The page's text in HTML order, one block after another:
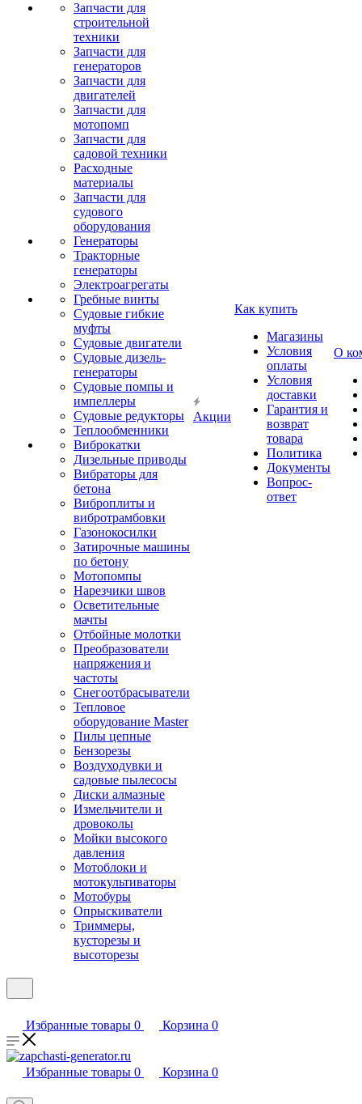
Запчасти для
строительной
техники
Запчасти для
генераторов
Запчасти для
двигателей
Запчасти для
мотопомп
Запчасти для
садовой техники
Расходные
материалы
Запчасти для
судового
оборудования
Генераторы
Тракторные
генераторы
Электроагрегаты
Гребные винты
Судовые гибкие
муфты
Судовые двигатели
Судовые дизель-
генераторы
Судовые помпы и
импеллеры
Судовые редукторы
Теплообменники
Виброкатки
Дизельные приводы
Вибраторы для
бетона
Виброплиты и
вибротрамбовки
Газонокосилки
Затирочные машины
по бетону
Мотопомпы
Нарезчики швов
Осветительные
мачты
Отбойные молотки
Преобразователи
напряжения и
частоты
Снегоотбрасыватели
Тепловое
оборудование Master
Пилы цепные
Бензорезы
Воздуходувки и
садовые пылесосы
Диски алмазные
Измельчители и
дровоколы
Мойки высокого
давления
Мотоблоки и
мотокультиваторы
Мотобуры
Опрыскиватели
Триммеры,
кусторезы и
высоторезы
Акции
Как купить
Магазины
Условия
оплаты
Условия
доставки
Гарантия и
возврат
товара
Политика
Документы
Вопрос-
ответ
О
Избранные товары 0 Корзина 0
Избранные товары 0 Корзина 0